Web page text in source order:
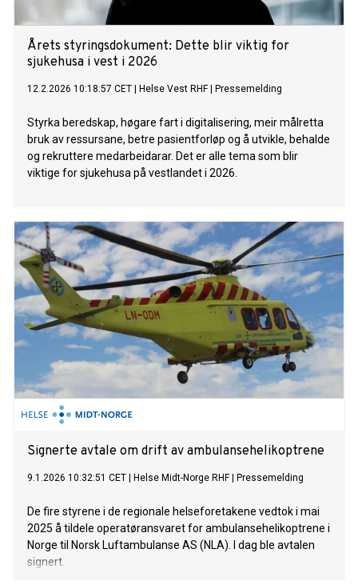
Årets styringsdokument: Dette blir viktig for
sjukehusa i vest i 2026
12.2.2026 10:18:57 CET Helse Vest RHF| Pressemelding
Styrka beredskap, høgare fart i digitalisering, meir målretta
bruk av ressursane, betre pasientforløp og å utvikle, behalde
og rekruttere medarbeidarar. Det er alle tema som blir
viktige for sjukehusa på vestlandet i 2026.
Signerte avtale om drift av ambulansehelikoptrene
9.1.2026 10:32:51 CET Helse Midt-Norge RHF| Pressemelding
De fire styrene i de regionale helseforetakene vedtok i mai
2025 å tildele operatøransvaret for ambulansehelikoptrene i
Norge til Norsk Luftambulanse AS (NLA). I dag ble avtalen
signert.